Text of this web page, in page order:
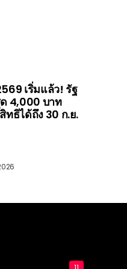
เริ่มแล้ว! รัฐ
4,000 บาท
ทธิได้ถึง 30 ก.ย.